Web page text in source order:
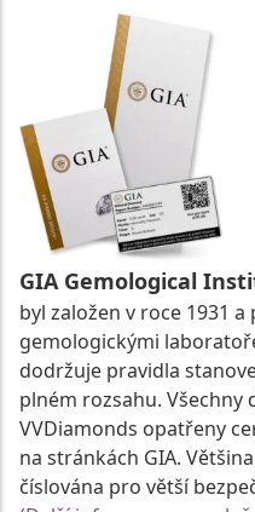
GIA Gemological
byl založen v roce 1931
gemologickými
dodržuje pravidla
plném rozsahu. Všechny
VVDiamonds opatřeny
na stránkách GIA.
číslována pro větší